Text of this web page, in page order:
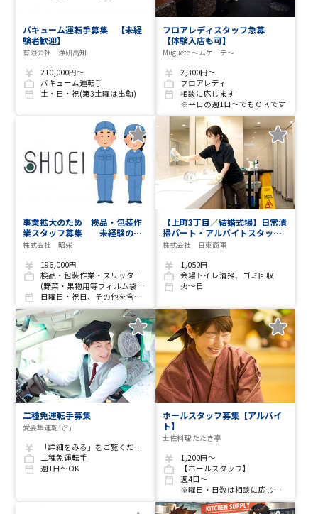
バキューム運転手募集 【未経
験者歓迎】
有限会社 浄研高知
210,000円～
バキューム運転手
土・日・祝(第3土曜は出勤)
フロアレディスタッフ急募
【体験入店も可】
Muguete ～ムゲーテ～
2,300円～
フロアレディ
相談に応じます
※平日の週1日〜でもＯＫです
事業拡大のため 検品・包装作
業スタッフ募集 未経験の方
大歓迎
株式会社 昭栄
196,000円
検品・包装作業・スリッター断裁作業等
(野菜・果物用等フィルム袋の検品・包装・箱詰め等)
日曜日・祝日、その他を含む月7～9日休み 、お盆・年末年始休暇あり
【上町3丁目／結婚式場】日常清
掃パート・アルバイトスタッフ
【急募】未経験OK・サポート充
株式会社 日東商事
1,050円
会場トイレ清掃、ゴミ回収
火～日
二種免運転手募集
愛妻隼運転代行
「詳細をみる」をご覧ください。
二種免運転手
週1日～OK
ホールスタッフ募集【アルバイ
ト】
土佐料理 たたき亭
1,200円～
【ホールスタッフ】
週4日～
※曜日・日数は相談に応じます